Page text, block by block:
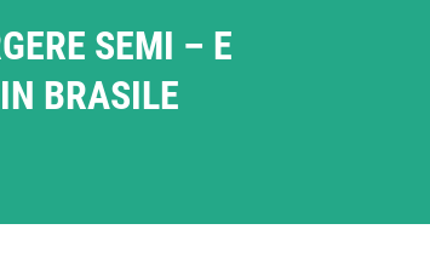
SEMI – E
BRASILE